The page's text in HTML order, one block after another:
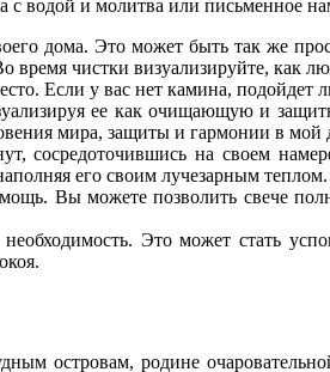
с водой и молитва или письменное
дома. Это может быть так же
чистки визуализируйте, как
Если у вас нет камина, подойдет
ее как очищающую и
мира, защиты и гармонии в мой
сосредоточившись на своем
его своим лучезарным теплом.
Вы можете позволить свече
необходимость. Это может стать
островам, родине